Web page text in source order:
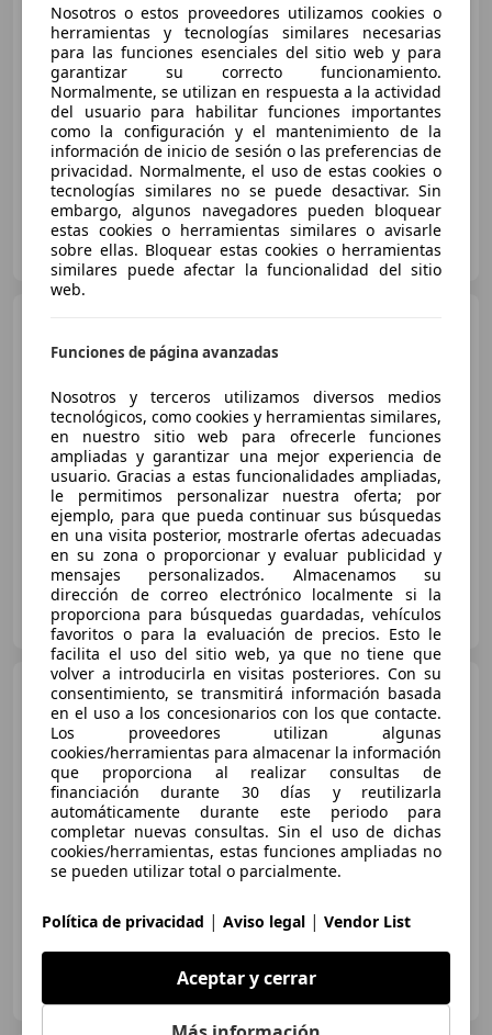
€ 4.200
Sin comparación
04/2011 229.607 km Diésel 63 kW (86 CV)
BALLESTERA CARS
ES-46015 VALENCIA
€ 7.500 1
Sincomparación
07/2016 157.045 km Diésel 66 kW (90 CV)
OCASIONPLUS LAS ROZAS II
ES-28232 LAS ROZAS
Nissan Note1.6 Acenta
€ 2.400
Buen precio
05/2007 230.000 km Gasolina 81 kW (110 CV)
ES-28500 ARGANDA DEL REY
Nosotros o estos proveedores utilizamos cookies o
herramientas y tecnologías similares necesarias
para las funciones esenciales del sitio web y para
garantizar su correcto funcionamiento.
Normalmente, se utilizan en respuesta a la actividad
del usuario para habilitar funciones importantes
como la configuración y el mantenimiento de la
información de inicio de sesión o las preferencias de
privacidad. Normalmente, el uso de estas cookies o
tecnologías similares no se puede desactivar. Sin
embargo, algunos navegadores pueden bloquear
estas cookies o herramientas similares o avisarle
sobre ellas. Bloquear estas cookies o herramientas
similares puede afectar la funcionalidad del sitio
web.
Funciones de página avanzadas
Nosotros y terceros utilizamos diversos medios
tecnológicos, como cookies y herramientas similares,
en nuestro sitio web para ofrecerle funciones
ampliadas y garantizar una mejor experiencia de
usuario. Gracias a estas funcionalidades ampliadas,
le permitimos personalizar nuestra oferta; por
ejemplo, para que pueda continuar sus búsquedas
en una visita posterior, mostrarle ofertas adecuadas
en su zona o proporcionar y evaluar publicidad y
mensajes personalizados. Almacenamos su
dirección de correo electrónico localmente si la
proporciona para búsquedas guardadas, vehículos
favoritos o para la evaluación de precios. Esto le
facilita el uso del sitio web, ya que no tiene que
volver a introducirla en visitas posteriores. Con su
consentimiento, se transmitirá información basada
en el uso a los concesionarios con los que contacte.
Los proveedores utilizan algunas
cookies/herramientas para almacenar la información
que proporciona al realizar consultas de
financiación durante 30 días y reutilizarla
automáticamente durante este periodo para
completar nuevas consultas. Sin el uso de dichas
cookies/herramientas, estas funciones ampliadas no
se pueden utilizar total o parcialmente.
Política de privacidad | Aviso legal | Vendor List
Aceptar y cerrar